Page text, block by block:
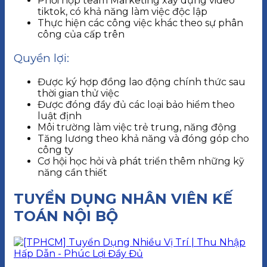
tiktok, có khả năng làm việc độc lập
Thực hiện các công việc khác theo sự phân
công của cấp trên
Quyền lợi:
Được ký hợp đồng lao động chính thức sau
thời gian thử việc
Được đóng đầy đủ các loại bảo hiểm theo
luật định
Môi trường làm việc trẻ trung, năng động
Tăng lương theo khả năng và đóng góp cho
công ty
Cơ hội học hỏi và phát triển thêm những kỹ
năng cần thiết
TUYỂN DỤNG NHÂN VIÊN KẾ
TOÁN NỘI BỘ